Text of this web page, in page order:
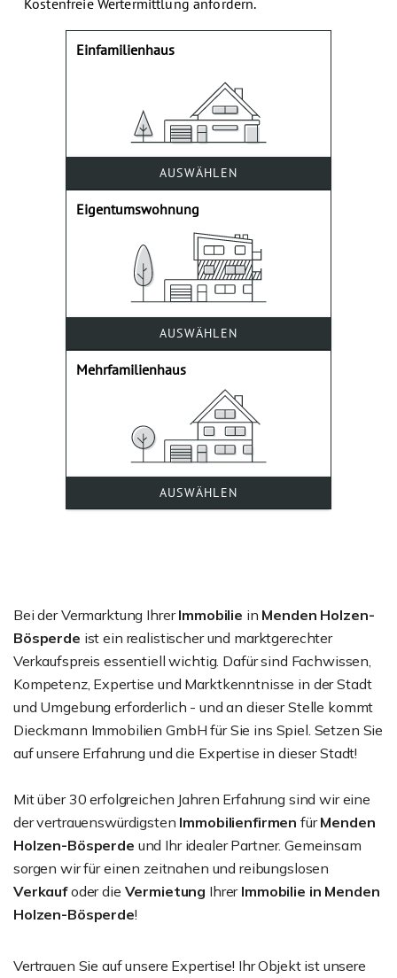
Bei der Vermarktung IhrerImmobilie in Menden Holzen-
Bösperde ist ein realistischer und marktgerechter
Verkaufspreis essentiell wichtig. Dafür sind Fachwissen,
Kompetenz, Expertise und Marktkenntnisse in der Stadt
und Umgebung erforderlich - und an dieser Stelle kommt
Dieckmann Immobilien GmbH für Sie ins Spiel. Setzen Sie
auf unsere Erfahrung und die Expertise in dieser Stadt!
Mit über 30 erfolgreichen Jahren Erfahrung sind wir eine
der vertrauenswürdigsten Immobilienfirmen fürMenden
Holzen-Bösperde und Ihr idealer Partner. Gemeinsam
sorgen wir für einen zeitnahen und reibungslosen
Verkaufoder die Vermietung Ihrer Immobilie in Menden
Holzen-Bösperde!
Vertrauen Sie auf unsere Expertise! Ihr Objekt ist unsere